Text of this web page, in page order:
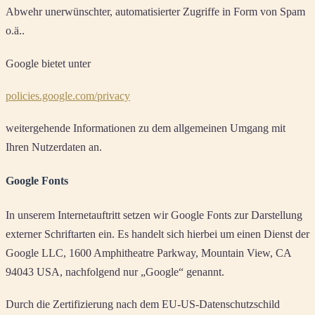
Abwehr unerwünschter, automatisierter Zugriffe in Form von Spam
o.ä..
Google bietet unter
policies.google.com/privacy
weitergehende Informationen zu dem allgemeinen Umgang mit
Ihren Nutzerdaten an.
Google Fonts
In unserem Internetauftritt setzen wir Google Fonts zur Darstellung
externer Schriftarten ein. Es handelt sich hierbei um einen Dienst der
Google LLC, 1600 Amphitheatre Parkway, Mountain View, CA
94043 USA, nachfolgend nur „Google“ genannt.
Durch die Zertifizierung nach dem EU-US-Datenschutzschild